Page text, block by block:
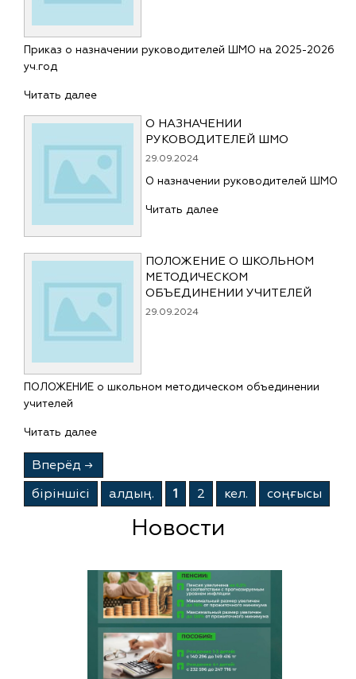
Приказ о назначении руководителей ШМО на 2025-2026
уч.год
Читать далее
О НАЗНАЧЕНИИ
РУКОВОДИТЕЛЕЙ ШМО
29.09.2024
О назначении руководителей ШМО
Читать далее
ПОЛОЖЕНИЕ О ШКОЛЬНОМ
МЕТОДИЧЕСКОМ
ОБЪЕДИНЕНИИ УЧИТЕЛЕЙ
29.09.2024
ПОЛОЖЕНИЕ о школьном методическом объединении
учителей
Читать далее
Вперёд →
бiрiншiсi
алдың. 1 2 кел. соңғысы
Новости